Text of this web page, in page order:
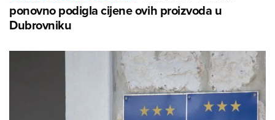
ponovno podigla cijene ovih proizvoda u
Dubrovniku